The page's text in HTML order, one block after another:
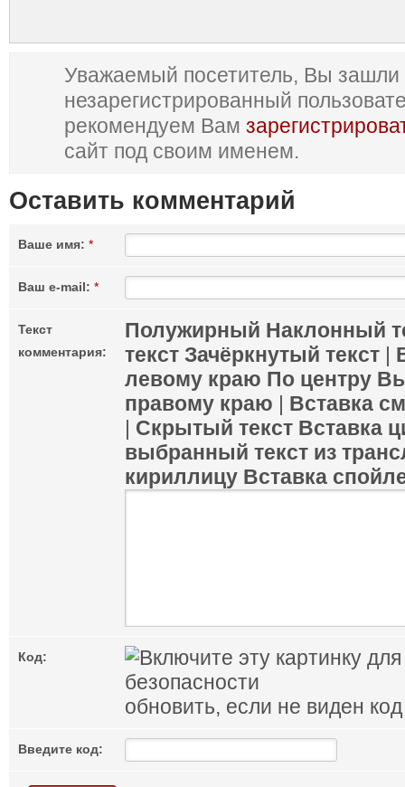
Уважаемый посетитель, Вы зашли
незарегистрированный
рекомендуем Вам
сайт под своим именем.
Оставить комментарий
Ваше имя: *
Ваш e-mail: *
Текст
комментария:
Полужирный Наклонный
текст Зачёркнутый текст |
левому краю По центру
правому краю | Вставка
| Скрытый текст Вставка
выбранный текст из
кириллицу Вставка
Код:
обновить, если не виден код
Введите код: